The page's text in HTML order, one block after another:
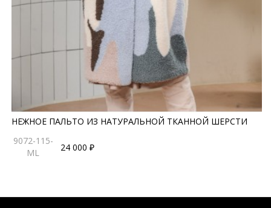
НЕЖНОЕ ПАЛЬТО ИЗ НАТУРАЛЬНОЙ ТКАННОЙ ШЕРСТИ
9072-115-
ML
24 000 ₽